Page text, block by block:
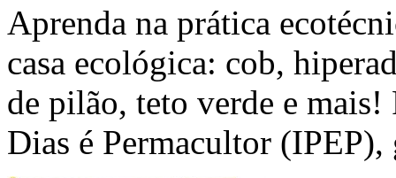
Aprenda na prática
casa ecológica: cob,
de pilão, teto verde e
Dias é Permacultor